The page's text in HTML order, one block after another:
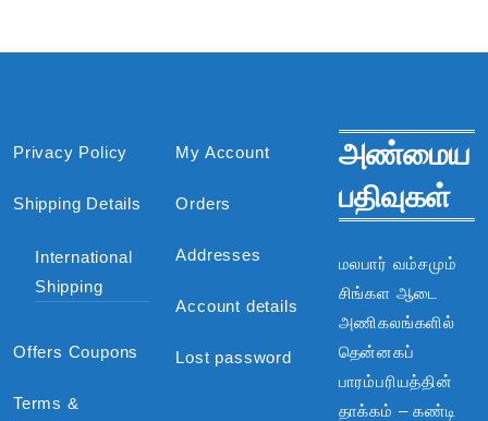
Privacy Policy
Shipping Details
International
Shipping
Offers Coupons
Terms &
My Account
Orders
Addresses
Account details
Lost password
அண்மைய
பதிவுகள்
மலபார் வம்சமும்
சிங்கள ஆடை
அணிகலங்களில்
தென்னகப்
பாரம்பரியத்தின்
தாக்கம் – கண்டி